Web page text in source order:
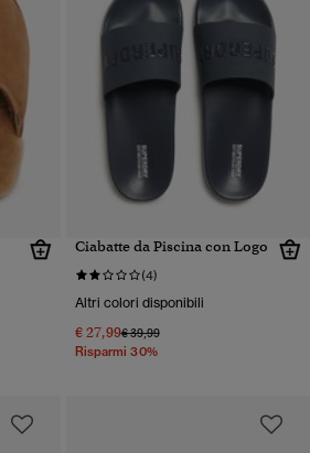
Ciabatte da Piscina con Logo
(4)
Altri colori disponibili
€ 27,99Prezzo ridotto da
€ 39,99a
Risparmi 30%